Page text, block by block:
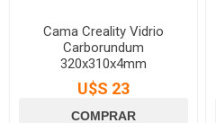
Cama Creality Vidrio
Carborundum
320x310x4mm
U$S 23